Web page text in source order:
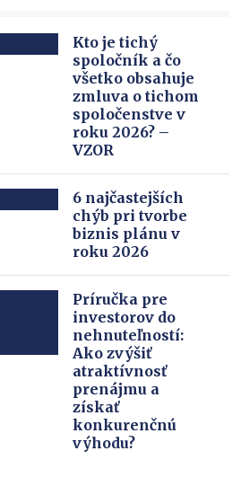
Kto je tichý
spoločník a čo
všetko obsahuje
zmluva o tichom
spoločenstve v
roku 2026? –
VZOR
6 najčastejších
chýb pri tvorbe
biznis plánu v
roku 2026
Príručka pre
investorov do
nehnuteľností:
Ako zvýšiť
atraktívnosť
prenájmu a
získať
konkurenčnú
výhodu?